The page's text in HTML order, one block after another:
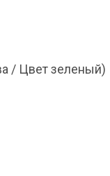
/ Цвет зеленый)